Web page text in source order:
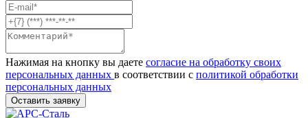
Нажимая на кнопку вы даете согласие на обработку своих
персональных данных в соответствии с политикой обработки
персональных данных